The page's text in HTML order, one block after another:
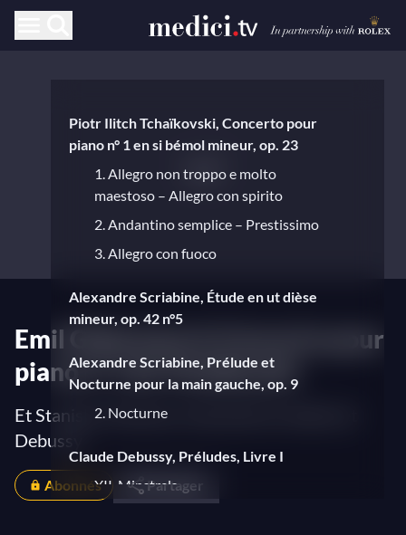
Piotr Ilitch Tchaïkovski, Concerto pour
piano n° 1 en si bémol mineur, op. 23
1. Allegro non troppo e molto
maestoso – Allegro con spirito
2. Andantino semplice – Prestissimo
3. Allegro con fuoco
Alexandre Scriabine, Étude en ut dièse
mineur, op. 42 n°5
Alexandre Scriabine, Prélude et
Nocturne pour la main gauche, op. 9
2. Nocturne
Claude Debussy, Préludes, Livre I
XII. Minstrels
Emil Gilels joue le Concerto pour
piano n° 1 de Tchaïkovski
Et Stanislav Neuhaus interprète Scriabine et
Debussy
Abonnés Partager